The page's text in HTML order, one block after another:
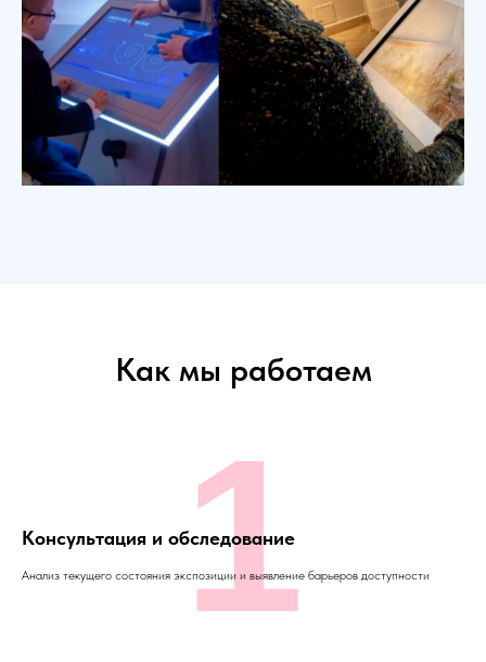
Как мы работаем
Консультация и обследование
Анализ текущего состояния экспозиции и выявление барьеров доступности
1